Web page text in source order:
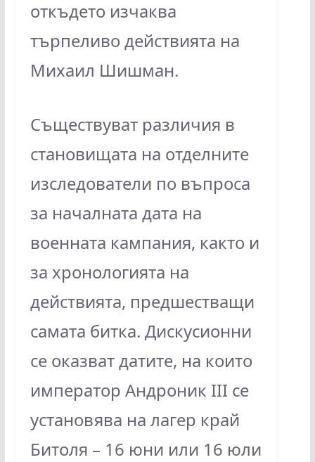
откъдето изчаква
търпеливо действията на
Михаил Шишман.
Съществуват различия в
становищата на отделните
изследователи по въпроса
за началната дата на
военната кампания, както и
за хронологията на
действията, предшестващи
самата битка. Дискусионни
се оказват датите, на които
император Андроник III се
установява на лагер край
Битоля – 16 юни или 16 юли